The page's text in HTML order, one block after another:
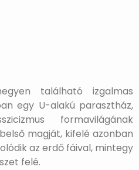
található izgalmas
egy U-alakú parasztház,
formavilágának
magját, kifelé azonban
az erdő fáival, mintegy
felé.